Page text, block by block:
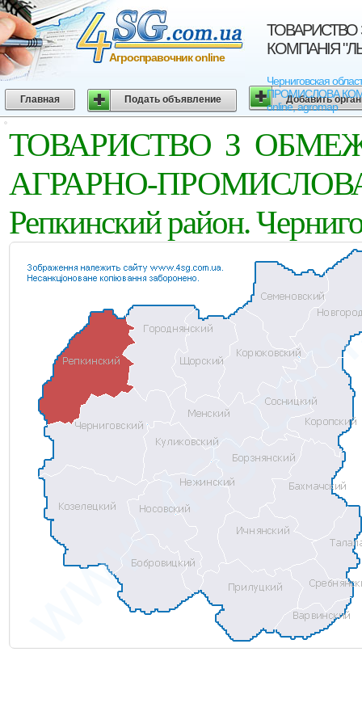
КОМПАНIЯ
Черниговская
ПРОМИСЛОВА
online, agromap
Агросправочник online
Главная Подать объявление Добавить
ТОВАРИСТВО З
АГРАРНО-
Репкинский район.